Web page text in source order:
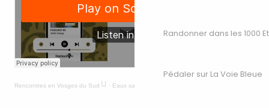
Randonner dans les 1000
Pédaler sur La Voie Bleue
Rencontres en Vosges du Sud · Eaux sauvages et mémoire vivante dans les 1000 Etangs